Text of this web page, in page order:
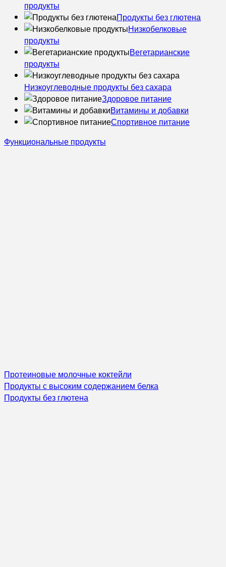
продукты
Продукты без глютена
Низкобелковые
продукты
Вегетарианские
продукты
Низкоуглеводные продукты без сахара
Здоровое питание
Витамины и добавки
Спортивное питание
Функциональные продукты
Протеиновые молочные коктейли
Продукты с высоким содержанием белка
Продукты без глютена